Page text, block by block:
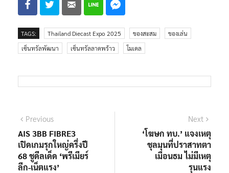
TAGS: Thailand Diecast Expo 2025 ของสะสม
ของเล่น
เซ็นทรัลพัฒนา
เซ็นทรัลลาดพร้าว โมเดล
แนะแนว
เรื่อง
Previous
post:
AIS 3BB FIBRE3
เปิดเกมรุกใหญ่ครึ่งปี
68 ชูดีลเด็ด ‘พรีเมียร์
ลีก-เน็ตแรง’
Next
‘โฆษก ทบ.’ แจงเหตุ
ชุลมุนที่ปราสาทตา
เมือนธม ไม่มีเหตุ
รุนแรง